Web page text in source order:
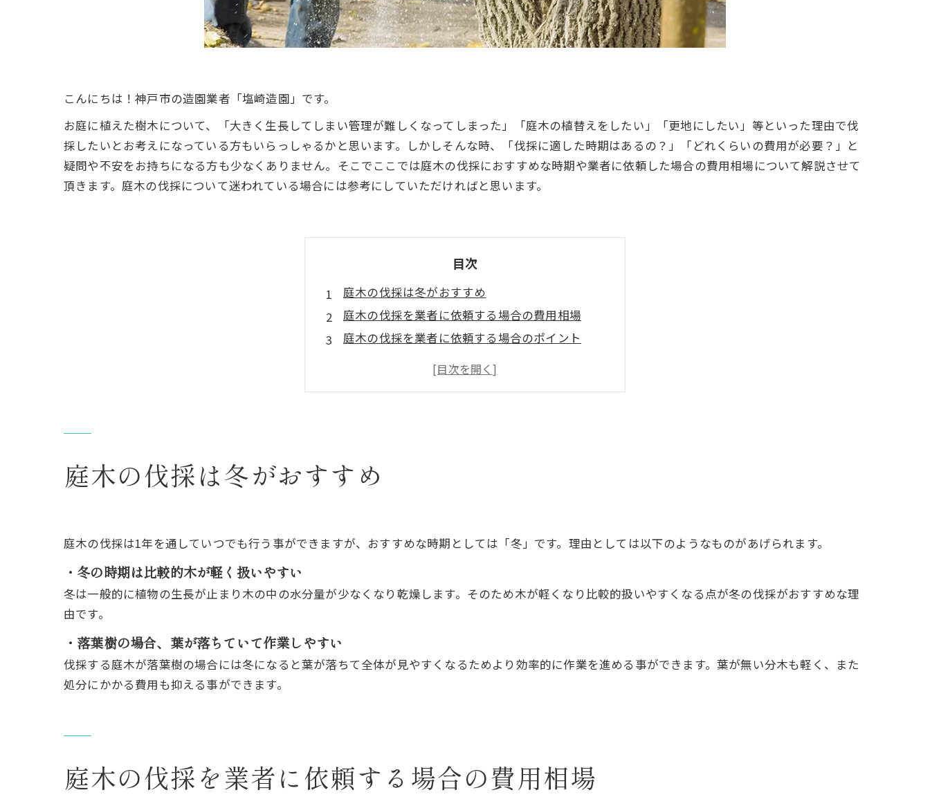
こんにちは！神戸市の造園業者「塩崎造園」です。
お庭に植えた樹木について、「大きく生長してしまい管理が難しくなってしまった」「庭木の植替えをしたい」「更地にしたい」等といった理由で伐
採したいとお考えになっている方もいらっしゃるかと思います。しかしそんな時、「伐採に適した時期はあるの？」「どれくらいの費用が必要？」と
疑問や不安をお持ちになる方も少なくありません。そこでここでは庭木の伐採におすすめな時期や業者に依頼した場合の費用相場について解説させて
頂きます。庭木の伐採について迷われている場合には参考にしていただければと思います。
目次
庭木の伐採は冬がおすすめ
庭木の伐採を業者に依頼する場合の費用相場
庭木の伐採を業者に依頼する場合のポイント
庭木の伐採は自分でもできる？
庭木の伐採は冬がおすすめ
庭木の伐採は1年を通していつでも行う事ができますが、おすすめな時期としては「冬」です。理由としては以下のようなものがあげられます。
・冬の時期は比較的木が軽く扱いやすい
冬は一般的に植物の生長が止まり木の中の水分量が少なくなり乾燥します。そのため木が軽くなり比較的扱いやすくなる点が冬の伐採がおすすめな理
由です。
・落葉樹の場合、葉が落ちていて作業しやすい
伐採する庭木が落葉樹の場合には冬になると葉が落ちて全体が見やすくなるためより効率的に作業を進める事ができます。葉が無い分木も軽く、また
処分にかかる費用も抑える事ができます。
庭木の伐採を業者に依頼する場合の費用相場